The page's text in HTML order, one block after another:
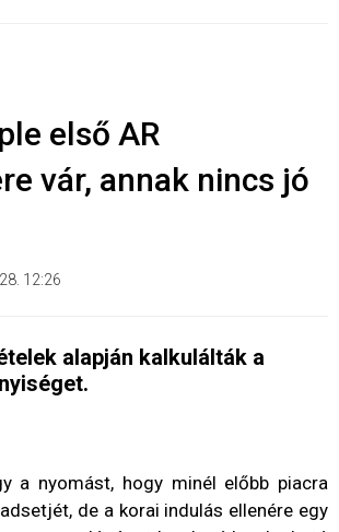
első AR
vár, annak nincs jó
12:26
alapján kalkulálták a
a nyomást, hogy minél előbb piacra
de a korai indulás ellenére egy